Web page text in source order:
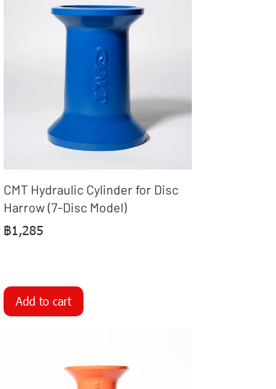
CMT Hydraulic Cylinder for Disc
Harrow (7-Disc Model)
฿1,285
Add to cart